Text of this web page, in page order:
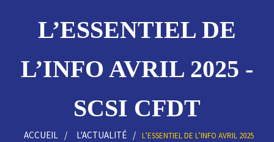
L’ESSENTIEL DE
L’INFO AVRIL 2025 -
SCSI CFDT
ACCUEIL L'ACTUALITÉ L’ESSENTIEL DE L’INFO AVRIL 2025